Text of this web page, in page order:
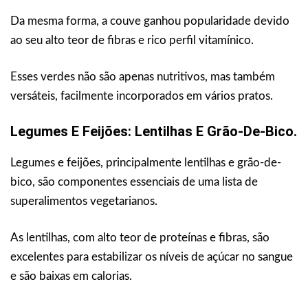
Da mesma forma, a couve ganhou popularidade devido
ao seu alto teor de fibras e rico perfil vitamínico.
Esses verdes não são apenas nutritivos, mas também
versáteis, facilmente incorporados em vários pratos.
Legumes E Feijões: Lentilhas E Grão-De-Bico.
Legumes e feijões, principalmente lentilhas e grão-de-
bico, são componentes essenciais de uma lista de
superalimentos vegetarianos.
As lentilhas, com alto teor de proteínas e fibras, são
excelentes para estabilizar os níveis de açúcar no sangue
e são baixas em calorias.